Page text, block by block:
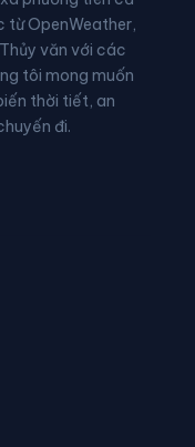
Dương
Sơn
Đám
từ OpenWeather,
văn với các
tôi mong muốn
thời tiết, an
đi.